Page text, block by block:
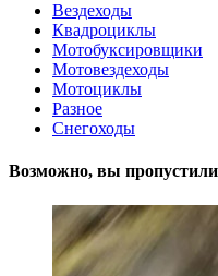
Вездеходы
Квадроциклы
Мотобуксировщики
Мотовездеходы
Мотоциклы
Разное
Снегоходы
Возможно, вы пропустили